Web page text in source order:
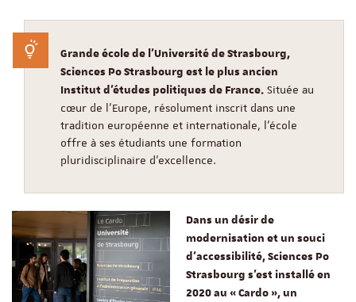
Grande école de l'Université de Strasbourg,
Sciences Po Strasbourg est le plus ancien
Institut d'études politiques de France. Située au
cœur de l'Europe, résolument inscrit dans une
tradition européenne et internationale, l'école
offre à ses étudiants une formation
pluridisciplinaire d'excellence.
Dans un désir de
modernisation et un souci
d’accessibilité, Sciences Po
Strasbourg s’est installé en
2020 au « Cardo », un